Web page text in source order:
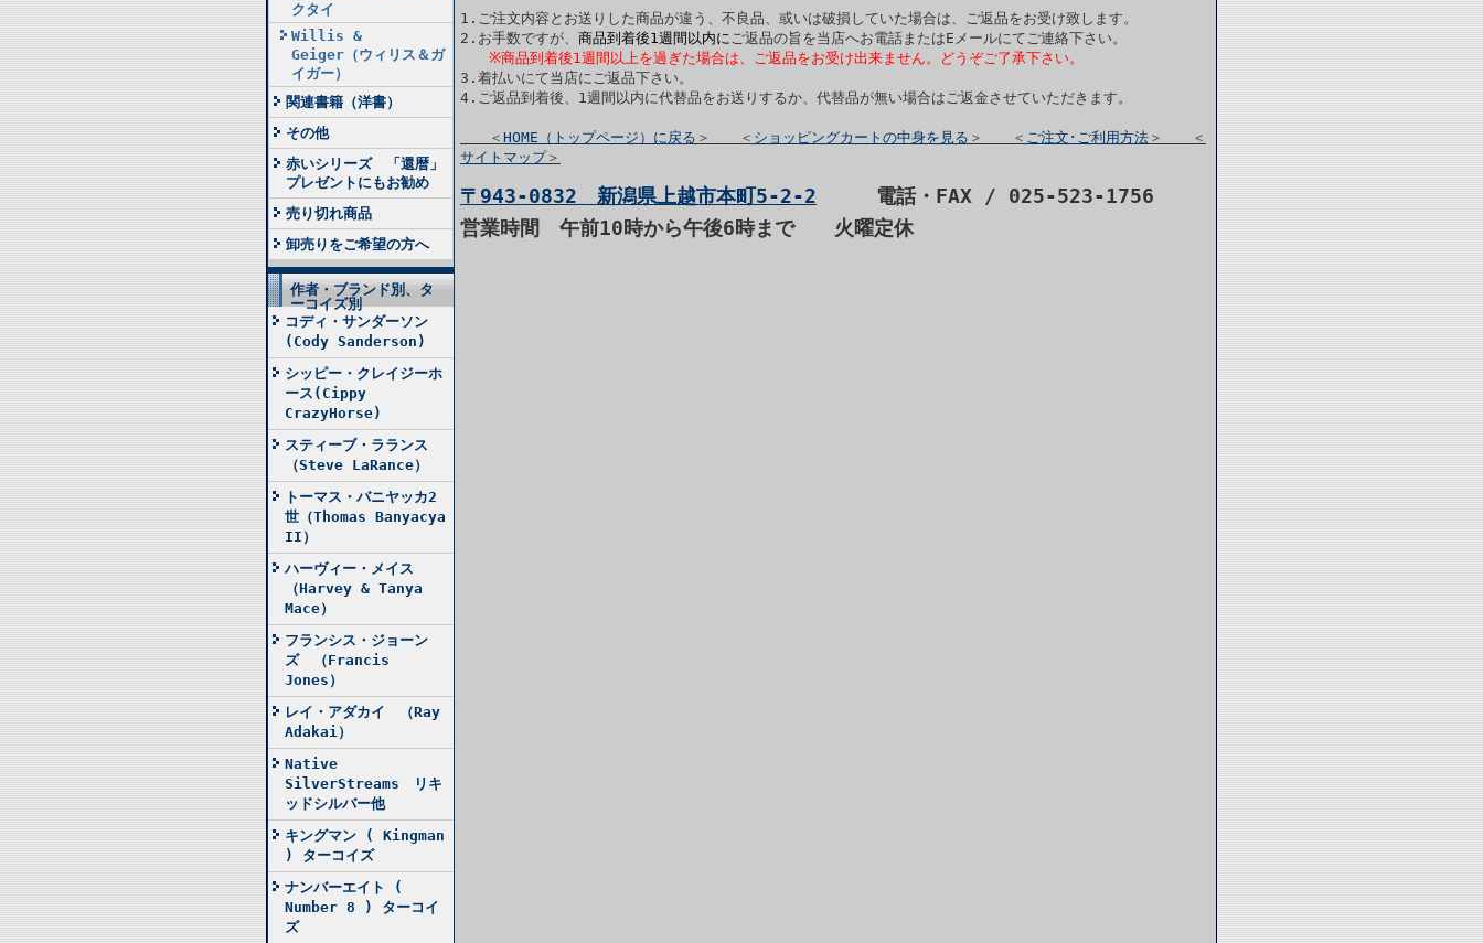
クタイ
Willis &
Geiger（ウィリス＆ガ
イガー）
関連書籍（洋書）
その他
赤いシリーズ 「還暦」
プレゼントにもお勧め
売り切れ商品
卸売りをご希望の方へ
作者・ブランド別、タ
ーコイズ別
コディ・サンダーソン
(Cody Sanderson)
シッピー・クレイジーホ
ース(Cippy
CrazyHorse)
スティーブ・ラランス
（Steve LaRance）
トーマス・バニヤッカ2
世（Thomas Banyacya
II）
ハーヴィー・メイス
（Harvey & Tanya
Mace）
フランシス・ジョーン
ズ （Francis
Jones）
レイ・アダカイ （Ray
Adakai）
Native
SilverStreams リキ
ッドシルバー他
キングマン ( Kingman
) ターコイズ
ナンバーエイト (
Number 8 ) ターコイ
ズ
1.ご注文内容とお送りした商品が違う、不良品、或いは破損していた場合は、ご返品をお受け致します。
2.お手数ですが、 商品到着後1週間以内にご返品の旨を当店へお電話またはEメールにてご連絡下さい。
※商品到着後1週間以上を過ぎた場合は、ご返品をお受け出来ません。どうぞご了承下さい。
3.着払いにて当店にご返品下さい。
4.ご返品到着後、1週間以内に代替品をお送りするか、代替品が無い場合はご返金させていただきます。
＜ HOME（トップページ）に戻る ＞ ＜ ショッピングカートの中身を見る ＞ ＜ ご注文･ご利用方法 ＞ ＜
サイトマップ＞
〒943-0832 新潟県上越市本町5-2-2 電話・FAX / 025-523-1756
営業時間 午前10時から午後6時まで 火曜定休